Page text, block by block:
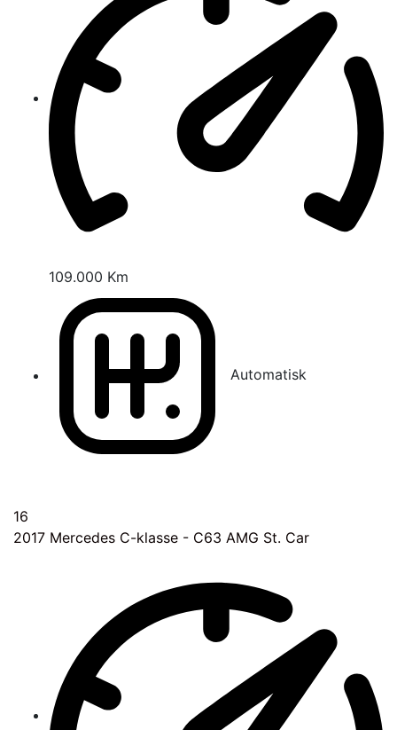
109.000 Km
Automatisk
16
2017 Mercedes C-klasse - C63 AMG St. Car